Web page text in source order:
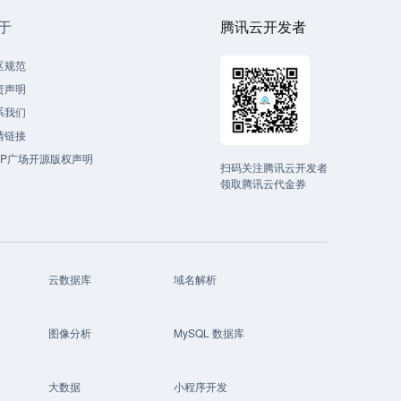
规范
声明
我们
链接
广场开源版权声明
腾讯云开发者
扫码关注腾讯云开发者
领取腾讯云代金券
云数据库 域名解析
图像分析 MySQL 数据库
大数据 小程序开发